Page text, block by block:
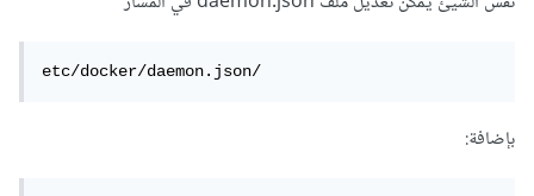
etc/docker/daemon.json/
بإضافة: